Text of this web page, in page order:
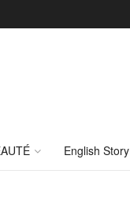
English Story